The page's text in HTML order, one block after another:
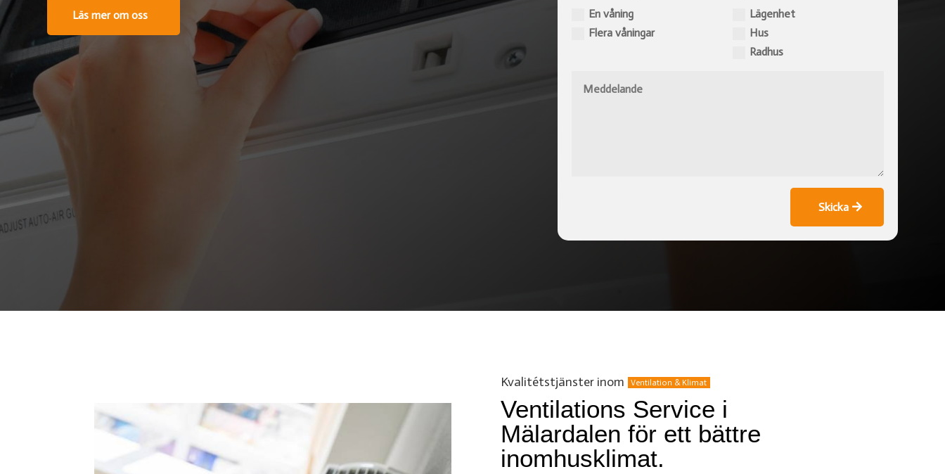
Läs mer om oss
En våning
Flera våningar
Lägenhet
Hus
Radhus
Skicka
Kvalitétstjänster inom Ventilation & Klimat
Ventilations Service i
Mälardalen för ett bättre
inomhusklimat.